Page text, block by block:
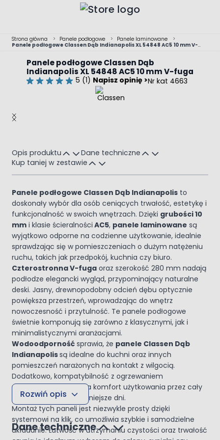
Strona główna > Panele podłogowe > Panele laminowane
>
Panele podłogowe Classen Dąb Indianapolis XL 54848 AC5 10 mm V-
Panele podłogowe Classen Dąb
Indianapolis XL 54848 AC5 10 mm V-fuga
5 (1) Napisz opinię >Nr kat 4663
Main image
Click to view image in fullscreen
Opis produktu
Dane techniczne
Kup taniej w zestawie
Panele podłogowe Classen Dąb Indianapolis to
doskonały wybór dla osób ceniących trwałość, estetykę i
funkcjonalność w swoich wnętrzach. Dzięki grubości 10
mm i klasie ścieralności AC5, panele laminowane są
wyjątkowo odporne na codzienne użytkowanie, idealnie
sprawdzając się w pomieszczeniach o dużym natężeniu
ruchu, takich jak przedpokój, kuchnia czy biuro.
Czterostronna V-fuga oraz szerokość 280 mm nadają
podłodze elegancki wygląd, przypominający naturalne
deski. Jasny, drewnopodobny odcień dębu optycznie
powiększa przestrzeń, wprowadzając do wnętrz
nowoczesność i przytulność. Te panele podłogowe
świetnie komponują się zarówno z klasycznymi, jak i
minimalistycznymi aranżacjami.
Wodoodporność sprawia, że panele Classen Dąb
Indianapolissą idealne do kuchni oraz innych
pomieszczeń narażonych na kontakt z wilgocią.
Dodatkowo, kompatybilność z ogrzewaniem
podłogowym zapewnia komfort użytkowania przez cały
rok, zwłaszcza w chłodniejsze dni.
Montaż tych paneli jest niezwykle prosty dzięki
systemowi na klik, co umożliwia szybkie i samodzielne
układanie. Łatwość w utrzymaniu czystości oraz trwałość
Rozwiń opis
Dane techniczne